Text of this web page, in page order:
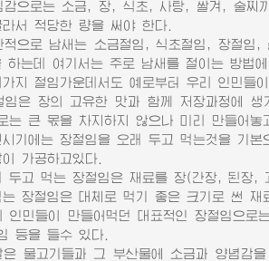
로는 소금, 장, 식초, 사탕, 쌀겨, 술찌끼
서 적당한 량을 써야 한다.
로 남새는 소금절임, 식초절임, 장절임,
하는데 여기서는 주로 남새를 절이는 방법
절임가운데서도 예로부터 우리 인민들이
장의 고유한 맛과 함께 저장과정에 생
는 큰 몫을 차지하지 않으나 미리 만들어
에는 장절임을 오래 두고 먹는것을 기본
가공하고있다.
고 먹는 장절임은 재료를 장(간장, 된장,
장절임은 대체로 먹기 좋은 크기로 썬 재
민들이 만들어먹던 대표적인 장절임으로는
등을 들수 있다.
물고기들과 그 부산물에 소금과 양념감을